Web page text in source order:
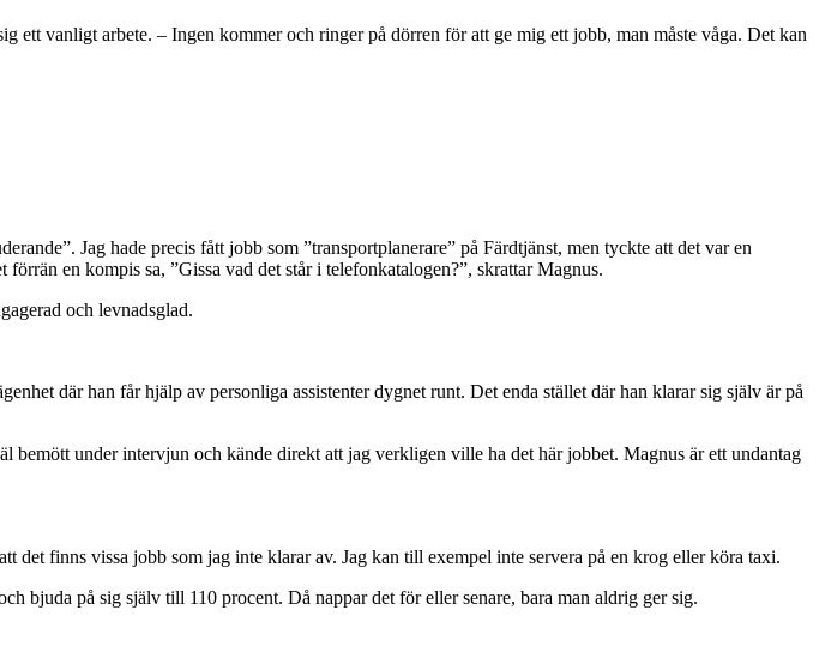
vanligt arbete. – Ingen kommer och ringer på dörren för att ge mig ett jobb, man måste våga. Det kan
Jag hade precis fått jobb som ”transportplanerare” på Färdtjänst, men tyckte att det var en
en kompis sa, ”Gissa vad det står i telefonkatalogen?”, skrattar Magnus.
och levnadsglad.
där han får hjälp av personliga assistenter dygnet runt. Det enda stället där han klarar sig själv är på
under intervjun och kände direkt att jag verkligen ville ha det här jobbet. Magnus är ett undantag
det finns vissa jobb som jag inte klarar av. Jag kan till exempel inte servera på en krog eller köra taxi.
bjuda på sig själv till 110 procent. Då nappar det för eller senare, bara man aldrig ger sig.